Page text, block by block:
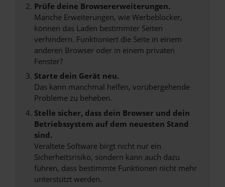
Prüfe deine Browsererweiterungen.
Manche Erweiterungen, wie Werbeblocker,
können das Laden bestimmter Seiten
verhindern. Funktioniert die Seite in einem
anderen Browser oder in einem privaten
Fenster?
Starte dein Gerät neu.
Das kann manchmal helfen, vorübergehende
Probleme zu beheben.
Stelle sicher, dass dein Browser und dein
Betriebssystem auf dem neuesten Stand
sind.
Veraltete Software birgt nicht nur ein
Sicherheitsrisiko, sondern kann auch dazu
führen, dass bestimmte Funktionen nicht mehr
unterstützt werden.